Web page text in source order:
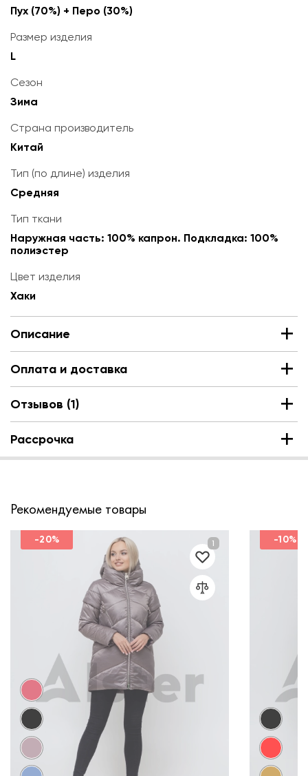
Пух (70%) + Перо (30%)
Размер изделия
L
Сезон
Зима
Страна производитель
Китай
Тип (по длине) изделия
Средняя
Тип ткани
Наружная часть: 100% капрон. Подкладка: 100%
полиэстер
Цвет изделия
Хаки
Описание
Оплата и доставка
Отзывов (1)
Рассрочка
Рекомендуемые товары
-20% -10%